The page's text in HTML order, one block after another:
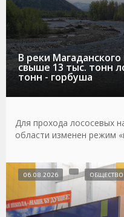
В реки
свыше 13 тыс. тонн
тонн - горбуша
Для прохода лососевых
области изменен режим
06.08.2026 ОБЩЕСТВО